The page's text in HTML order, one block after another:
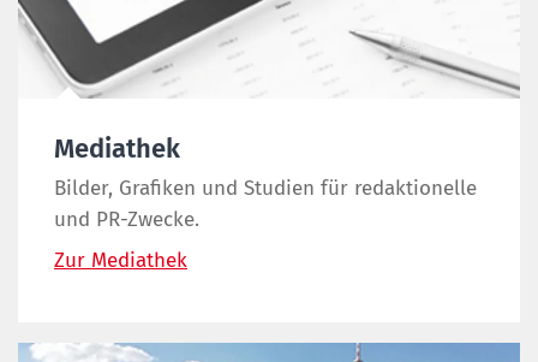
Mediathek
Bilder, Grafiken und Studien für redaktionelle
und PR-Zwecke.
Zur Mediathek